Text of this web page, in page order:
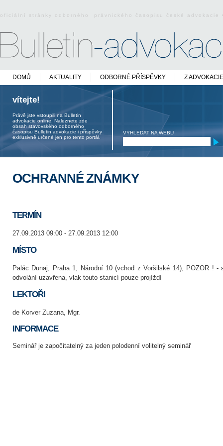
oficiální stránky odborného právnického časopisu české
DOMŮ AKTUALITY ODBORNÉ PŘÍSPĚVKY Z ADVOKACIE
vítejte!
Právě jste vstoupili na Bulletin
advokacie online. Naleznete zde
obsah stavovského odborného
časopisu Bulletin advokacie i příspěvky
exklusivně určené jen pro tento portál.
VYHLEDAT NA WEBU
OCHRANNÉ ZNÁMKY
TERMÍN
27.09.2013 09:00 - 27.09.2013 12:00
MÍSTO
Palác Dunaj, Praha 1, Národní 10 (vchod z Voršilské 14), POZOR ! -
odvolání uzavřena, vlak touto stanicí pouze projíždí
LEKTOŘI
de Korver Zuzana, Mgr.
INFORMACE
Seminář je započitatelný za jeden polodenní volitelný seminář